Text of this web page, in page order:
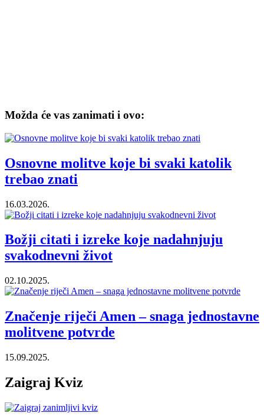
Možda će vas zanimati i ovo:
Osnovne molitve koje bi svaki katolik
trebao znati
16.03.2026.
Božji citati i izreke koje nadahnjuju
svakodnevni život
02.10.2025.
Značenje riječi Amen – snaga jednostavne
molitvene potvrde
15.09.2025.
Zaigraj Kviz